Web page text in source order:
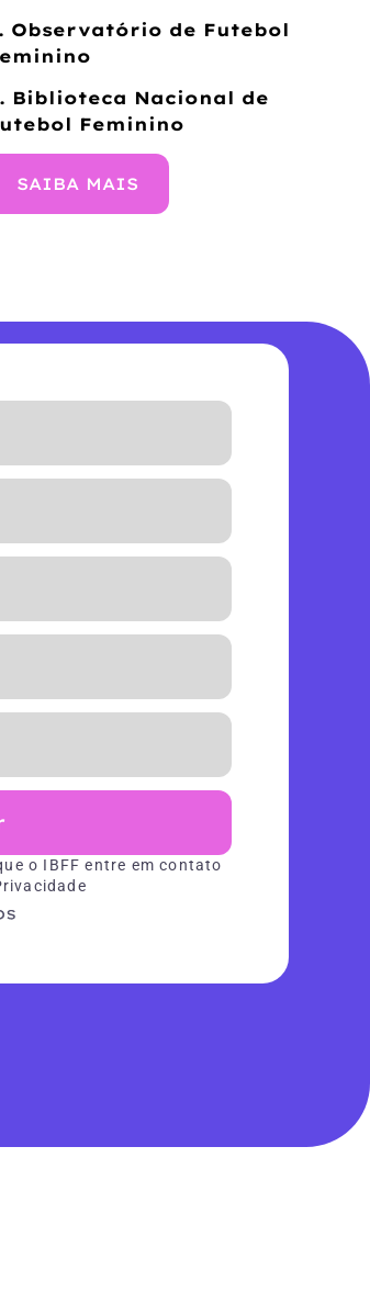
Observatório de Futebol
Biblioteca Nacional de
Feminino
SAIBA MAIS
o IBFF entre em contato